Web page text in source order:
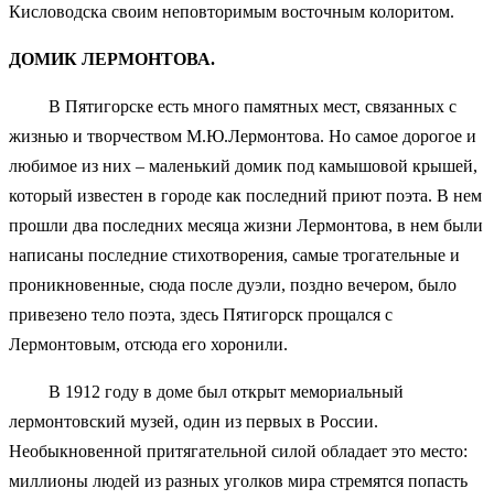
Кисловодска своим неповторимым восточным колоритом.
ДОМИК ЛЕРМОНТОВА.
В Пятигорске есть много памятных мест, связанных с
жизнью и творчеством М.Ю.Лермонтова. Но самое дорогое и
любимое из них – маленький домик под камышовой крышей,
который известен в городе как последний приют поэта. В нем
прошли два последних месяца жизни Лермонтова, в нем были
написаны последние стихотворения, самые трогательные и
проникновенные, сюда после дуэли, поздно вечером, было
привезено тело поэта, здесь Пятигорск прощался с
Лермонтовым, отсюда его хоронили.
В 1912 году в доме был открыт мемориальный
лермонтовский музей, один из первых в России.
Необыкновенной притягательной силой обладает это место:
миллионы людей из разных уголков мира стремятся попасть